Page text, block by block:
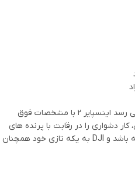
به جرئت می توان گفت که به نظر نمی رسد اینسپایر 2 با مشخصات فوق
دشواری را در رقابت با پرنده های
بدون سرنشین شرکت های دیگر داشته باشد و DJI به یکه تازی خود همچنان